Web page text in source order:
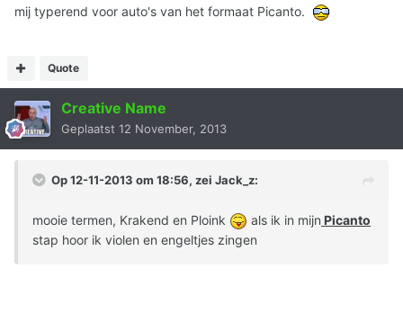
mij typerend voor auto's van het formaat Picanto.
Quote
Creative Name
Geplaatst 12 November, 2013
Op 12-11-2013 om 18:56, zei Jack_z:
mooie termen, Krakend en Ploink als ik in mijn Picanto
stap hoor ik violen en engeltjes zingen